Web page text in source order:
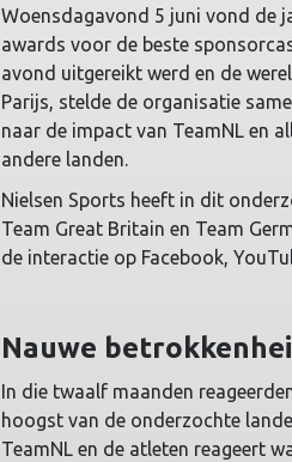
Woensdagavond 5 juni vond de
awards voor de beste
avond uitgereikt werd en de
Parijs, stelde de organisatie
naar de impact van TeamNL en
andere landen.
Nielsen Sports heeft in dit
Team Great Britain en Team
de interactie op Facebook,
Nauwe
In die twaalf maanden
hoogst van de onderzochte
TeamNL en de atleten reageert